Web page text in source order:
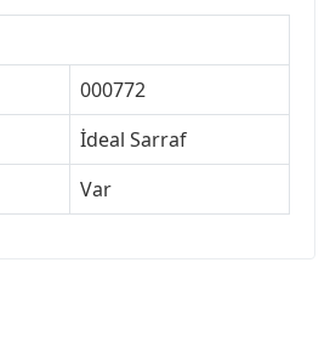
000772
İdeal Sarraf
Var